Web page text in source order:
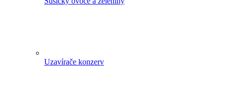
Uzavírače konzerv